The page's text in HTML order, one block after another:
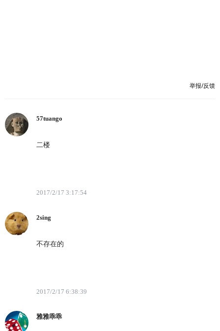
举报/反馈
57tuango
二楼
2017/2/17 3:17:54
2sing
不存在的
2017/2/17 6:38:39
雅雅乖乖